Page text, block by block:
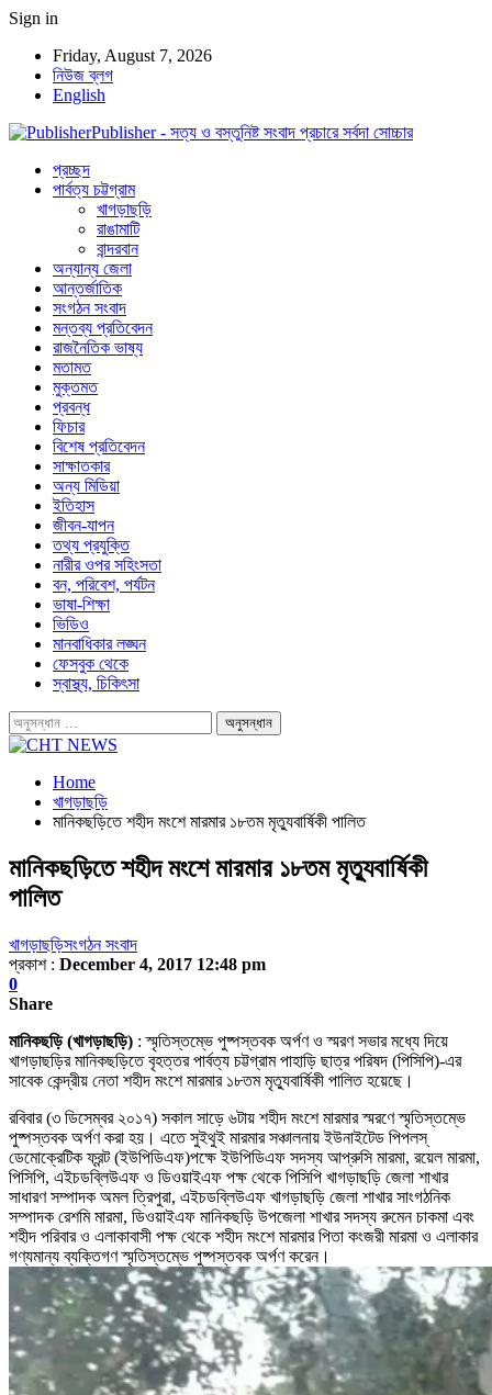
Sign in
Friday, August 7, 2026
নিউজ ব্লগ
English
Publisher - সত্য ও বস্তুনিষ্ট সংবাদ প্রচারে সর্বদা সোচ্চার
প্রচ্ছদ
পার্বত্য চট্টগ্রাম
খাগড়াছড়ি
রাঙামাটি
বান্দরবান
অন্যান্য জেলা
আন্তর্জাতিক
সংগঠন সংবাদ
মন্তব্য প্রতিবেদন
রাজনৈতিক ভাষ্য
মতামত
মুক্তমত
প্রবন্ধ
ফিচার
বিশেষ প্রতিবেদন
সাক্ষাতকার
অন্য মিডিয়া
ইতিহাস
জীবন-যাপন
তথ্য প্রযুক্তি
নারীর ওপর সহিংসতা
বন, পরিবেশ, পর্যটন
ভাষা-শিক্ষা
ভিডিও
মানবাধিকার লঙ্ঘন
ফেসবুক থেকে
স্বাস্থ্য, চিকিৎসা
Home
খাগড়াছড়ি
মানিকছড়িতে শহীদ মংশে মারমার ১৮তম মৃত্যুবার্ষিকী পালিত
মানিকছড়িতে শহীদ মংশে মারমার ১৮তম মৃত্যুবার্ষিকী
পালিত
খাগড়াছড়িসংগঠন সংবাদ
প্রকাশ : December 4, 2017 12:48 pm
0
Share
মানিকছড়ি (খাগড়াছড়ি) : স্মৃতিস্তম্ভে পুষ্পস্তবক অর্পণ ও স্মরণ সভার মধ্যে দিয়ে
খাগড়াছড়ির মানিকছড়িতে বৃহত্তর পার্বত্য চট্টগ্রাম পাহাড়ি ছাত্র পরিষদ (পিসিপি)-এর
সাবেক কেন্দ্রীয় নেতা শহীদ মংশে মারমার ১৮তম মৃত্যুবার্ষিকী পালিত হয়েছে।
রবিবার (৩ ডিসেম্বর ২০১৭) সকাল সাড়ে ৬টায় শহীদ মংশে মারমার স্মরণে স্মৃতিস্তম্ভে
পুষ্পস্তবক অর্পণ করা হয়। এতে সুইথুই মারমার সঞ্চালনায় ইউনাইটেড পিপলস্
ডেমোক্রেটিক ফ্রন্ট (ইউপিডিএফ)পক্ষে ইউপিডিএফ সদস্য আপ্রুসি মারমা, রয়েল মারমা,
পিসিপি, এইচডব্লিউএফ ও ডিওয়াইএফ পক্ষ থেকে পিসিপি খাগড়াছড়ি জেলা শাখার
সাধারণ সম্পাদক অমল ত্রিপুরা, এইচডব্লিউএফ খাগড়াছড়ি জেলা শাখার সাংগঠনিক
সম্পাদক রেশমি মারমা, ডিওয়াইএফ মানিকছড়ি উপজেলা শাখার সদস্য রুমেন চাকমা এবং
শহীদ পরিবার ও এলাকাবাসী পক্ষ থেকে শহীদ মংশে মারমার পিতা কংজরী মারমা ও এলাকার
গণ্যমান্য ব্যক্তিগণ স্মৃতিস্তম্ভে পুষ্পস্তবক অর্পণ করেন।